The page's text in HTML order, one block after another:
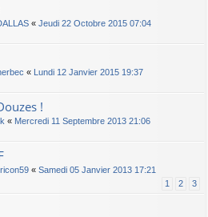
« Jeudi 22 Octobre 2015 07:04
«
Lundi 12 Janvier 2015 19:37
!
« Mercredi 11 Septembre 2013 21:06
« Samedi 05 Janvier 2013 17:21
1 2 3